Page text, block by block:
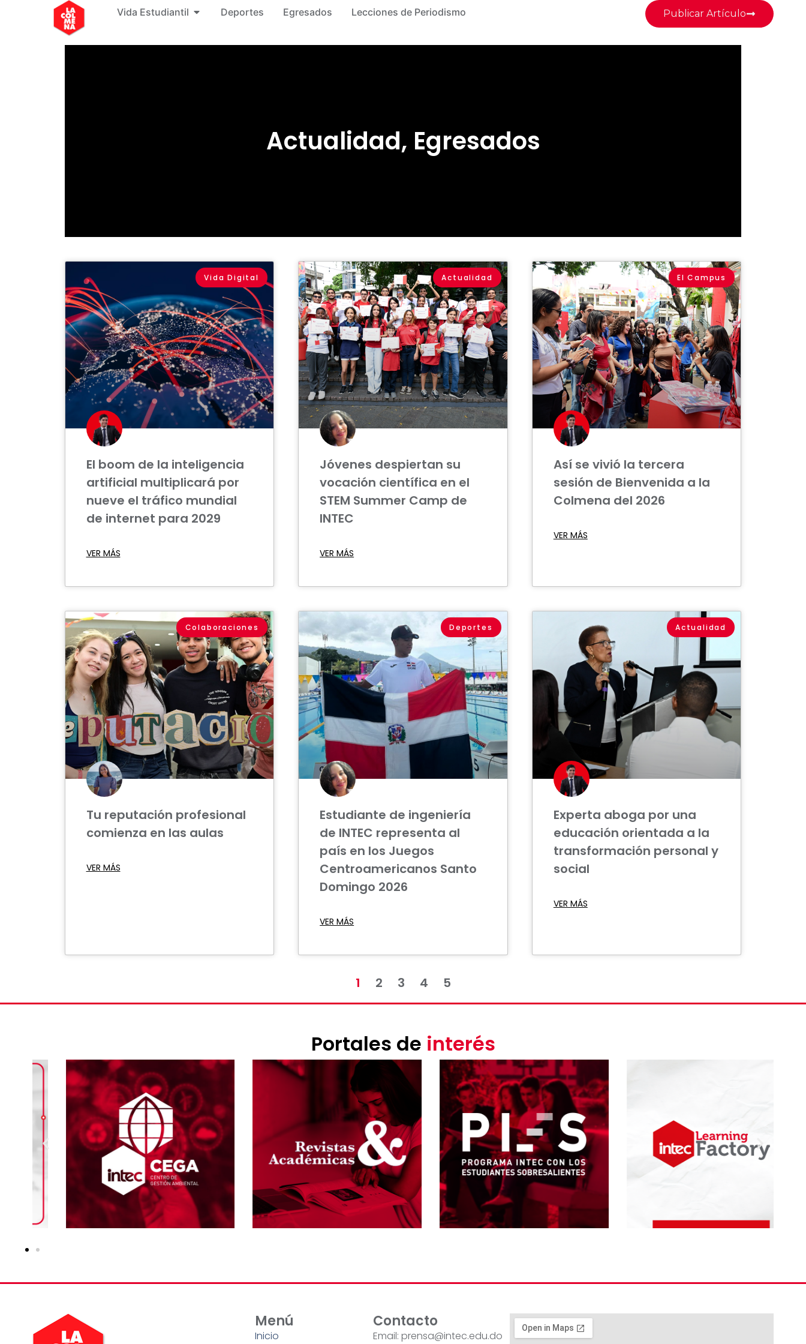
Vida Estudiantil Deportes Egresados Lecciones de Periodismo Publicar Artículo
Actualidad, Egresados
Vida Digital
El boom de la inteligencia
artificial multiplicará por
nueve el tráfico mundial
de internet para 2029
VER MÁS
Actualidad
Jóvenes despiertan su
vocación científica en el
STEM Summer Camp de
INTEC
VER MÁS
El Campus
Así se vivió la tercera
sesión de Bienvenida a la
Colmena del 2026
VER MÁS
Colaboraciones
Tu reputación profesional
comienza en las aulas
VER MÁS
Deportes
Estudiante de ingeniería
de INTEC representa al
país en los Juegos
Centroamericanos Santo
Domingo 2026
VER MÁS
Actualidad
Experta aboga por una
educación orientada a la
transformación personal y
social
VER MÁS
1 2 3 4 5
Portales de interés
Menú
Inicio
Contacto
Email: prensa@intec.edu.do